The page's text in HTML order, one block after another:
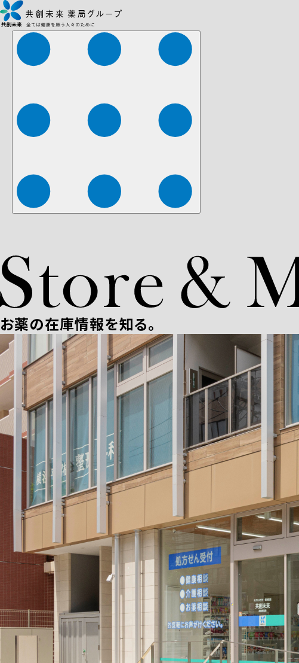
株式会社ファーマみらい 株式会社ストレチア
お薬の在庫情報を知る。